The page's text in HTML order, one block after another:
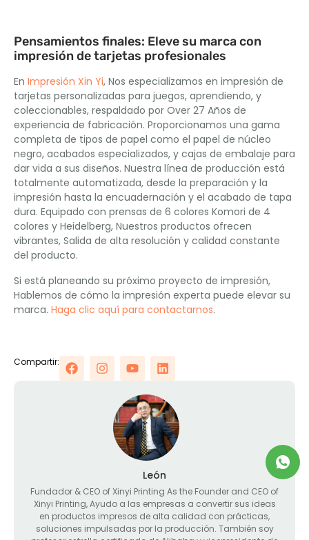
Pensamientos finales: Eleve su marca con
impresión de tarjetas profesionales
En Impresión Xin Yi, Nos especializamos en impresión de
tarjetas personalizadas para juegos, aprendiendo, y
coleccionables, respaldado por Over 27 Años de
experiencia de fabricación. Proporcionamos una gama
completa de tipos de papel como el papel de núcleo
negro, acabados especializados, y cajas de embalaje para
dar vida a sus diseños. Nuestra línea de producción está
totalmente automatizada, desde la preparación y la
impresión hasta la encuadernación y el acabado de tapa
dura. Equipado con prensas de 6 colores Komori de 4
colores y Heidelberg, Nuestros productos ofrecen
vibrantes, Salida de alta resolución y calidad constante
del producto.
Si está planeando su próximo proyecto de impresión,
Hablemos de cómo la impresión experta puede elevar su
marca. Haga clic aquí para contactarnos.
Compartir:
León
Fundador & CEO of Xinyi Printing As the Founder and CEO of
Xinyi Printing, Ayudo a las empresas a convertir sus ideas
en productos impresos de alta calidad con prácticas,
soluciones impulsadas por la producción. También soy